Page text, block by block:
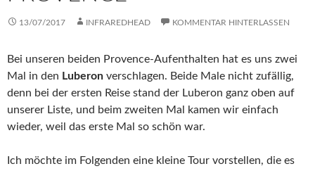
13/07/2017 INFRAREDHEAD KOMMENTAR HINTERLASSEN
Bei unseren beiden Provence-Aufenthalten hat es uns zwei
Mal in den Luberon verschlagen. Beide Male nicht zufällig,
denn bei der ersten Reise stand der Luberon ganz oben auf
unserer Liste, und beim zweiten Mal kamen wir einfach
wieder, weil das erste Mal so schön war.
Ich möchte im Folgenden eine kleine Tour vorstellen, die es